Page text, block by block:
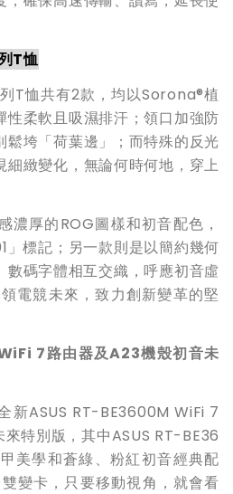
T恤
T恤共有2款，均以Sorona®植
性柔軟且吸濕排汗；領口加強防
鬆垮「荷葉邊」；而特殊的反光
細緻變化，無論何時何地，穿上
濃厚的ROG圖樣和初音配色，
」標記；另一款則是以簡約幾何
數碼字體相互交織，呼應初音虛
電競未來，致力創新變革的堅
7路由器及A23機殼初音未
新ASUS RT-BE3600M WiFi 7
特別版，其中ASUS RT-BE36
美學和蒼綠、粉紅初音經典配
變卡，只要移動視角，就會看